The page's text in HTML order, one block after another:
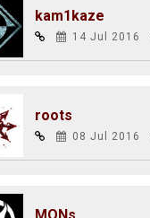
kam1kaze
14 Jul 2016
roots
08 Jul 2016